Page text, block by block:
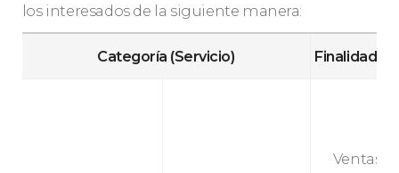
los interesados de la siguiente manera:
Categoría (Servicio) Finalidad
Ventas y